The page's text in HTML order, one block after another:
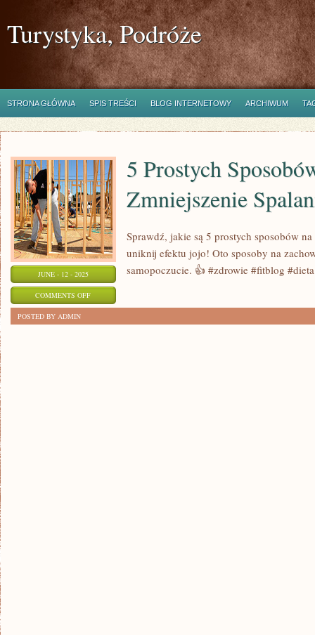
Turystyka, Podróże
STRONA GŁÓWNA SPIS TREŚCI BLOG INTERNETOWY ARCHIWUM
JUNE - 12 - 2025
COMMENTS OFFON
5 Prostych
Zmniejszenie
Sprawdź, jakie są 5 prostych sposobów
uniknij efektu jojo! Oto sposoby na
samopoczucie. 👍 #zdrowie #fitblog #dieta
POSTED BY ADMIN